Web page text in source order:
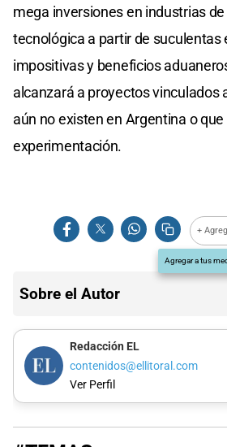
mega inversiones en industrias
tecnológica a partir de suculentas
impositivas y beneficios
alcanzará a proyectos vinculados
aún no existen en Argentina o
experimentación.
+
Agregar a tus
Sobre el Autor
Redacción EL
contenidos@ellitoral.com
Ver Perfil